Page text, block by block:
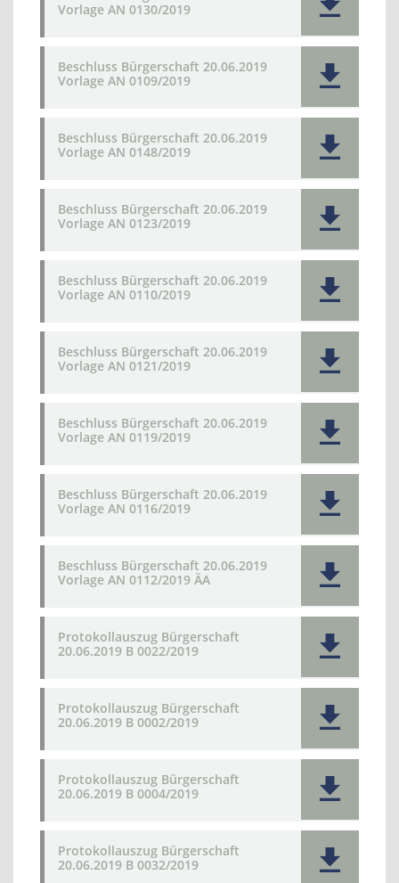
Vorlage AN 0130/2019
Beschluss Bürgerschaft 20.06.2019
Vorlage AN 0109/2019
Beschluss Bürgerschaft 20.06.2019
Vorlage AN 0148/2019
Beschluss Bürgerschaft 20.06.2019
Vorlage AN 0123/2019
Beschluss Bürgerschaft 20.06.2019
Vorlage AN 0110/2019
Beschluss Bürgerschaft 20.06.2019
Vorlage AN 0121/2019
Beschluss Bürgerschaft 20.06.2019
Vorlage AN 0119/2019
Beschluss Bürgerschaft 20.06.2019
Vorlage AN 0116/2019
Beschluss Bürgerschaft 20.06.2019
Vorlage AN 0112/2019 ÄA
Protokollauszug Bürgerschaft
20.06.2019 B 0022/2019
Protokollauszug Bürgerschaft
20.06.2019 B 0002/2019
Protokollauszug Bürgerschaft
20.06.2019 B 0004/2019
Protokollauszug Bürgerschaft
20.06.2019 B 0032/2019